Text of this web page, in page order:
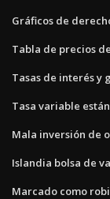
Gráficos de
Tabla de precios
Tasas de interés y
Tasa variable
Mala inversión de
Islandia bolsa de
Marcado como